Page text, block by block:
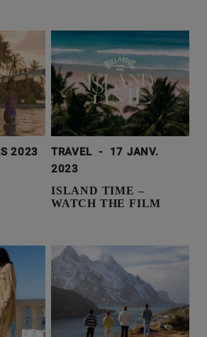
2023 TRAVEL - 17 JANV.
2023
ISLAND TIME –
WATCH THE FILM